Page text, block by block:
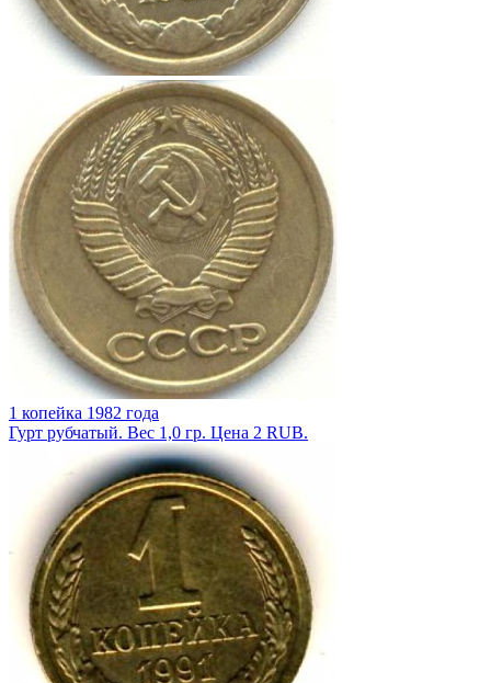
1 копейка 1982 года
Гурт рубчатый. Вес 1,0 гр. Цена 2 RUB.